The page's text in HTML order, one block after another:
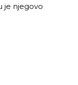
je njegovo